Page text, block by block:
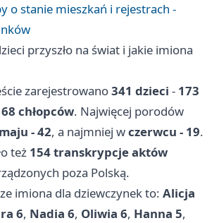
o stanie mieszkań i rejestrach -
przyszło na świat i jakie imiona
zarejestrowano341 dzieci - 173
chłopców. Najwięcej porodów
maju - 42, a najmniej wczerwcu - 19.
też 154 transkrypcje aktów
poza Polską.
imiona dla dziewczynek to: Alicja
6, Nadia 6, Oliwia 6, Hanna 5,